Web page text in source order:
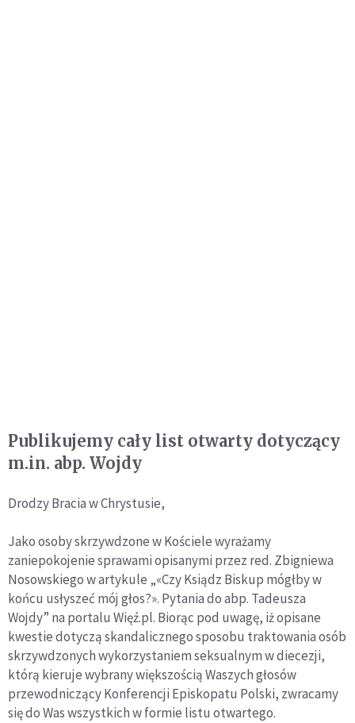
Publikujemy cały list otwarty dotyczący
m.in. abp. Wojdy
Drodzy Bracia w Chrystusie,
Jako osoby skrzywdzone w Kościele wyrażamy
zaniepokojenie sprawami opisanymi przez red. Zbigniewa
Nosowskiego w artykule „«Czy Ksiądz Biskup mógłby w
końcu usłyszeć mój głos?». Pytania do abp. Tadeusza
Wojdy” na portalu Więź.pl. Biorąc pod uwagę, iż opisane
kwestie dotyczą skandalicznego sposobu traktowania osób
skrzywdzonych wykorzystaniem seksualnym w diecezji,
którą kieruje wybrany większością Waszych głosów
przewodniczący Konferencji Episkopatu Polski, zwracamy
się do Was wszystkich w formie listu otwartego.